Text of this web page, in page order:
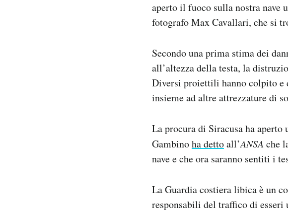
aperto il fuoco sulla nostra nave
fotografo Max Cavallari, che si
Secondo una prima stima dei
all’altezza della testa, la
Diversi proiettili hanno colpito e
insieme ad altre attrezzature di
La procura di Siracusa ha aperto
Gambinoha dettoall’ANSA che
nave e che ora saranno sentiti i
La Guardia costiera libica è un
responsabili del traffico di